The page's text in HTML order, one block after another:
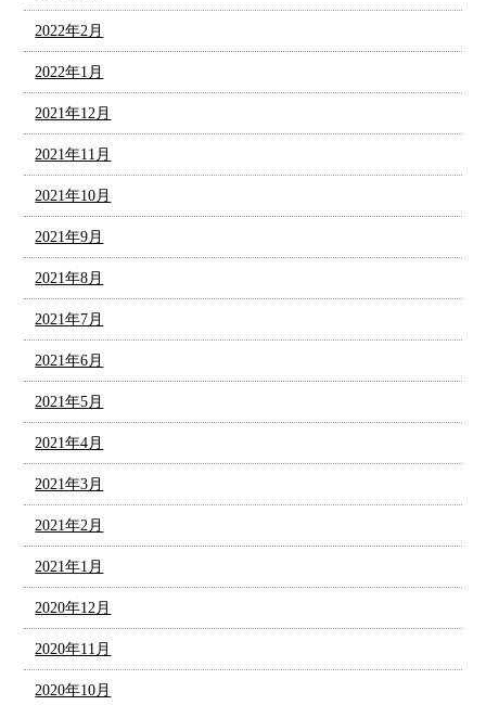
2022年2月
2022年1月
2021年12月
2021年11月
2021年10月
2021年9月
2021年8月
2021年7月
2021年6月
2021年5月
2021年4月
2021年3月
2021年2月
2021年1月
2020年12月
2020年11月
2020年10月